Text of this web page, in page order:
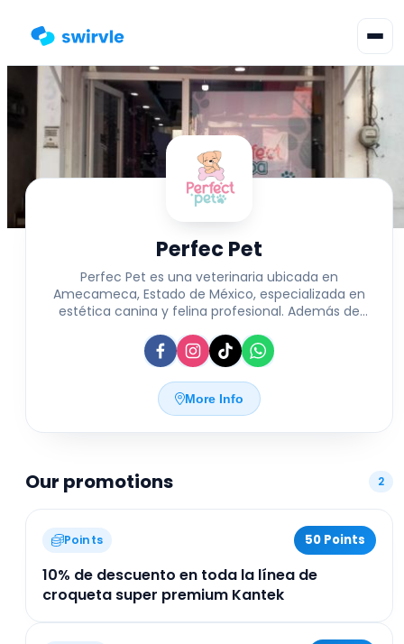
Change language
▾
Perfec Pet
Perfec Pet es una veterinaria ubicada en
Amecameca, Estado de México, especializada en
estética canina y felina profesional. Además de
para mascotas, cuenta con una variedad de
accesorios diseñados para el bienestar y
comodidad de perros y gatos. También ofrece
repostería personalizada para consentir a las
mascotas con productos saludables y deliciosos,
combinando cuidado integral y atención
More Info
Our promotions 2
Points 50 Points
10% de descuento en toda la línea de
croqueta super premium Kantek